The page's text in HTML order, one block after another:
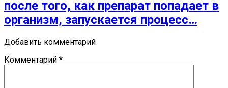
после того, как препарат попадает в
организм, запускается процесс…
Добавить комментарий
Комментарий *